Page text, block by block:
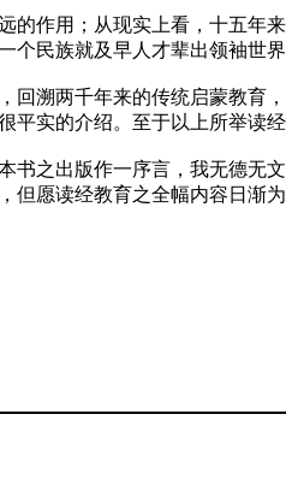
的作用；从现实上看，十五
民族就及早人才辈出领袖世
回溯两千年来的传统启蒙教
实的介绍。至于以上所举读
书之出版作一序言，我无德
愿读经教育之全幅内容日渐为